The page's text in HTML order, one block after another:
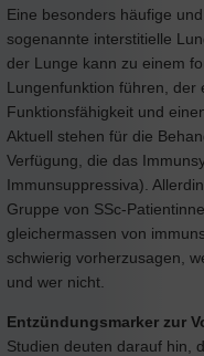
Eine besonders häufige
sogenannte interstitielle
der Lunge kann zu einem
Lungenfunktion führen, der
Funktionsfähigkeit und
Aktuell stehen für die
Verfügung, die das
Immunsuppressiva).
Gruppe von SSc-
gleichermassen von
schwierig vorherzusagen,
und wer nicht.
Entzündungsmarker zur
Studien deuten darauf hin,